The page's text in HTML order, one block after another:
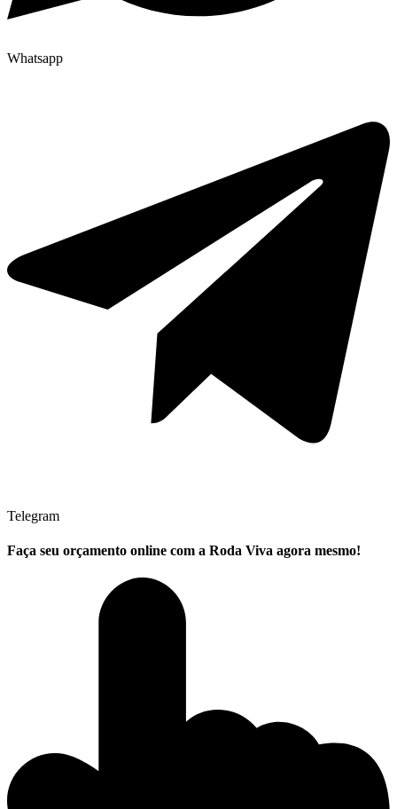
Whatsapp
Telegram
Faça seu orçamento online com a Roda Viva agora mesmo!